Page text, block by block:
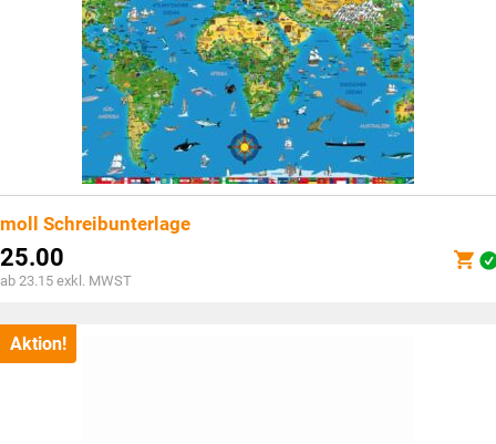
moll Schreibunterlage
25.00
ab 23.15 exkl. MWST
Aktion!